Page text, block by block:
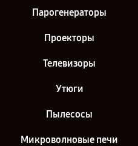
Парогенераторы
Проекторы
Телевизоры
Утюги
Пылесосы
Микроволновые печи